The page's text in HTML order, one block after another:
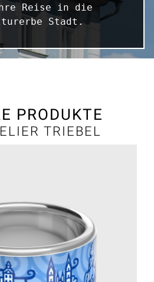
Reise in die
Stadt.
PRODUKTE
TRIEBEL